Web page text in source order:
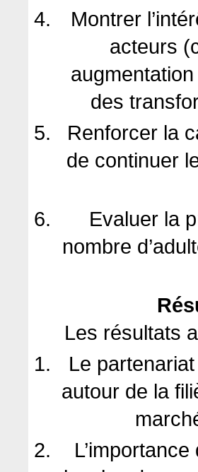
Montrer
acteurs
des
Renforcer la
de continuer
Evaluer la
nombre
Les résultats
Le
autour de la